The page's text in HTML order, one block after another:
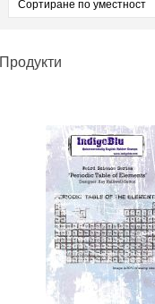
Продукти